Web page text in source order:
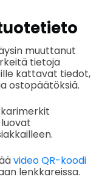
muuttanut
tietoja
kattavat tiedot,
ostopäätöksiä.
video QR-koodi
lenkkareissa.